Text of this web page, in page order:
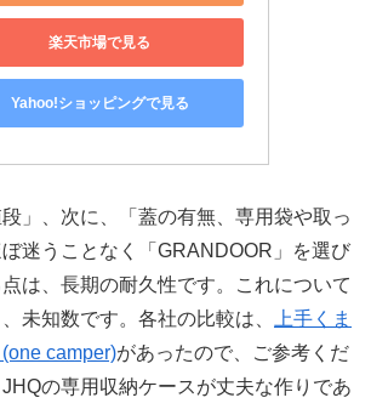
楽天市場で見る
Yahoo!ショッピングで見る
」、次に、「蓋の有無、専用袋や取っ
迷うことなく「GRANDOOR」を選び
は、長期の耐久性です。これについて
未知数です。各社の比較は、
上手くま
camper)があったので、ご参考くだ
の専用収納ケースが丈夫な作りであ